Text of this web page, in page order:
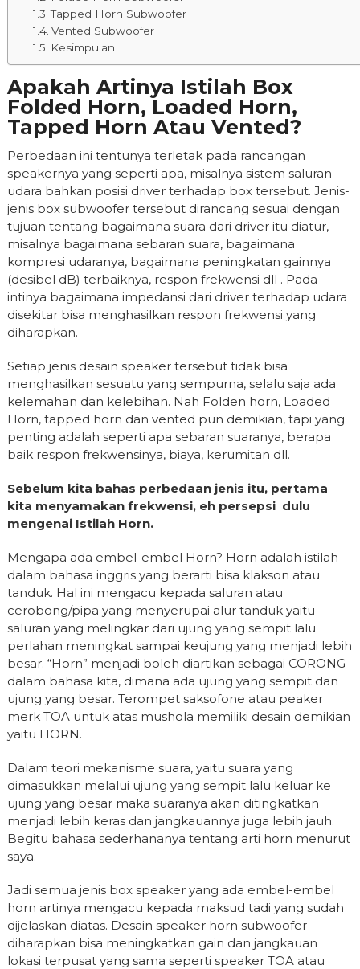
Tapped Horn Subwoofer
Vented Subwoofer
Kesimpulan
Apakah Artinya Istilah Box
Folded Horn, Loaded Horn,
Tapped Horn Atau Vented?
Perbedaan ini tentunya terletak pada rancangan
speakernya yang seperti apa, misalnya sistem saluran
udara bahkan posisi driver terhadap box tersebut. Jenis-
jenis box subwoofer tersebut dirancang sesuai dengan
tujuan tentang bagaimana suara dari driver itu diatur,
misalnya bagaimana sebaran suara, bagaimana
kompresi udaranya, bagaimana peningkatan gainnya
(desibel dB) terbaiknya, respon frekwensi dll . Pada
intinya bagaimana impedansi dari driver terhadap udara
disekitar bisa menghasilkan respon frekwensi yang
diharapkan.
Setiap jenis desain speaker tersebut tidak bisa
menghasilkan sesuatu yang sempurna, selalu saja ada
kelemahan dan kelebihan. Nah Folden horn, Loaded
Horn, tapped horn dan vented pun demikian, tapi yang
penting adalah seperti apa sebaran suaranya, berapa
baik respon frekwensinya, biaya, kerumitan dll.
Sebelum kita bahas perbedaan jenis itu, pertama
kita menyamakan frekwensi, eh persepsi dulu
mengenai Istilah Horn.
Mengapa ada embel-embel Horn? Horn adalah istilah
dalam bahasa inggris yang berarti bisa klakson atau
tanduk. Hal ini mengacu kepada saluran atau
cerobong/pipa yang menyerupai alur tanduk yaitu
saluran yang melingkar dari ujung yang sempit lalu
perlahan meningkat sampai keujung yang menjadi lebih
besar. “Horn” menjadi boleh diartikan sebagai CORONG
dalam bahasa kita, dimana ada ujung yang sempit dan
ujung yang besar. Terompet saksofone atau peaker
merk TOA untuk atas mushola memiliki desain demikian
yaitu HORN.
Dalam teori mekanisme suara, yaitu suara yang
dimasukkan melalui ujung yang sempit lalu keluar ke
ujung yang besar maka suaranya akan ditingkatkan
menjadi lebih keras dan jangkauannya juga lebih jauh.
Begitu bahasa sederhananya tentang arti horn menurut
saya.
Jadi semua jenis box speaker yang ada embel-embel
horn artinya mengacu kepada maksud tadi yang sudah
dijelaskan diatas. Desain speaker horn subwoofer
diharapkan bisa meningkatkan gain dan jangkauan
lokasi terpusat yang sama seperti speaker TOA atau